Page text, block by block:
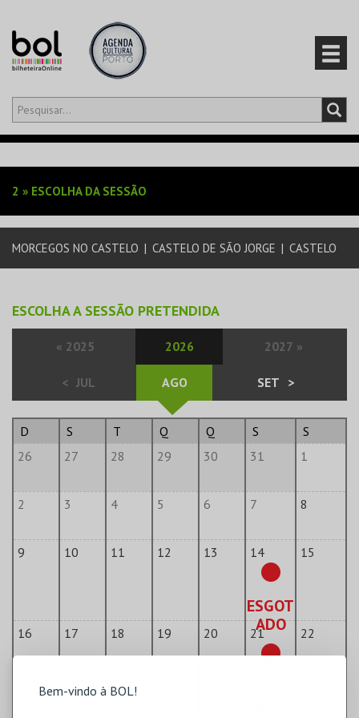
Bem-vindo à BOL!
Olá,iniciar sessão
EVENTOS
CARTÕES
2 » ESCOLHA DA SESSÃO
MORCEGOS NO CASTELO | CASTELO DE SÃO JORGE | CASTELO
ESCOLHA A SESSÃO PRETENDIDA
« 2025 2026 2027 »
< JUL AGO SET >
D S T Q Q S
S
26
27 28 29 30 31 1
2 3 4 5 6 7 8
9 10 11 12 13 14
ESGOT
ADO
15
16 17 18 19 20 21 22